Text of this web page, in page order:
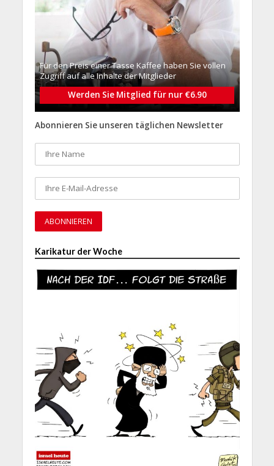
Für den Preis einer Tasse Kaffee haben Sie vollen
Zugriff auf alle Inhalte der Mitglieder
Werden Sie Mitglied für nur €6.90
Abonnieren Sie unseren täglichen Newsletter
Karikatur der Woche